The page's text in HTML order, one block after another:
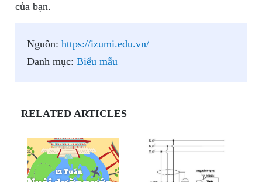
của bạn.
Nguồn: https://izumi.edu.vn/
Danh mục: Biểu mẫu
RELATED ARTICLES